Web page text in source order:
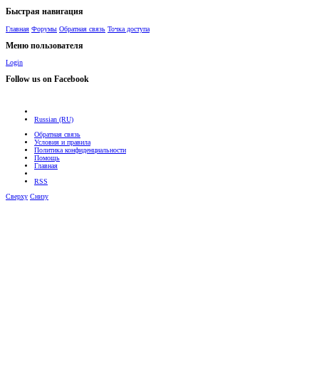
Быстрая навигация
Главная Форумы Обратная связь Точка доступа
Меню пользователя
Login
Follow us on Facebook
Russian (RU)
Обратная связь
Условия и правила
Политика конфиденциальности
Помощь
Главная
RSS
Сверху Снизу